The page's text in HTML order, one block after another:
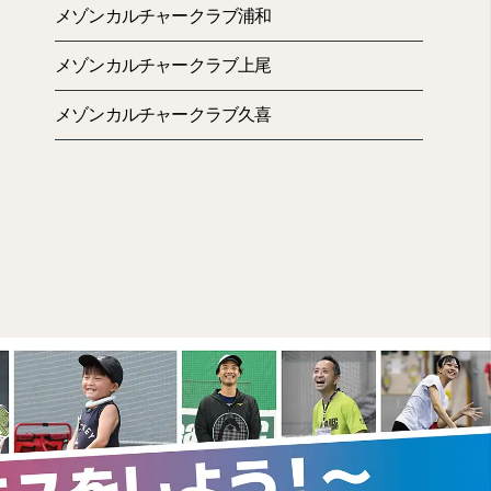
ベル」さんのフルーツサンド♡
メゾンカルチャークラブ浦和
メゾンカルチャークラブ上尾
メゾンカルチャークラブ久喜